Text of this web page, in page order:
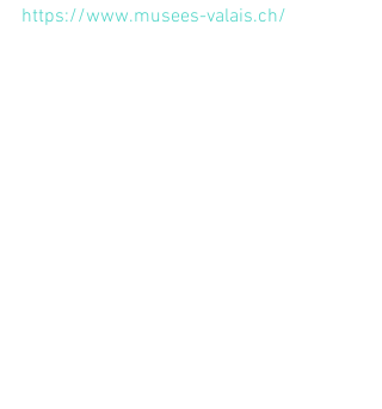
https://www.musees-valais.ch/